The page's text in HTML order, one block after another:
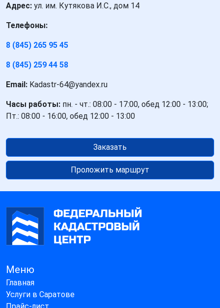
Адрес: ул. им. Кутякова И.С., дом 14
Телефоны:
8 (845) 265 95 45
8 (845) 259 44 58
Email: Kadastr-64@yandex.ru
Часы работы: пн. - чт.: 08:00 - 17:00, обед 12:00 - 13:00;
Пт.: 08:00 - 16:00, обед 12:00 - 13:00
Заказать
Проложить маршрут
Меню
Главная
Услуги в Саратове
Прайс-лист